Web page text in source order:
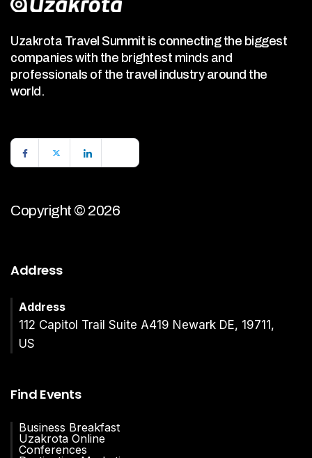
Uzakrota Travel Summit is connecting the biggest
companies with the brightest minds and
professionals of the travel industry around the
world.
Copyright © 2026
Address
Address
112 Capitol Trail Suite A419 Newark DE, 19711,
US
Find Events
Business Breakfast
Uzakrota Online
Conferences